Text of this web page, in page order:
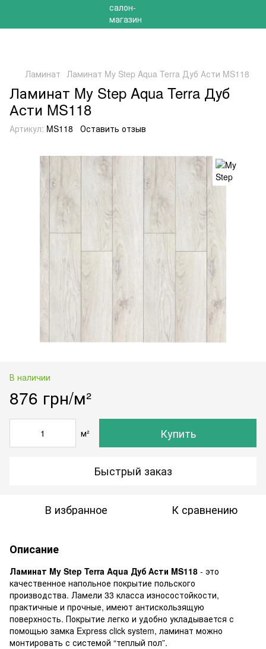
Ламинат Ламинат My Step Aqua Terra Дуб Асти MS118
Ламинат My Step Aqua Terra Дуб
Асти MS118
Артикул: MS118 Оставить отзыв
В наличии
876 грн/м²
м² Купить
Быстрый заказ
В избранное К сравнению
Описание
Ламинат My Step Terra Aqua Дуб Асти MS118 - это
качественное напольное покрытие польского
производства. Ламели 33 класса износостойкости,
практичные и прочные, имеют антискользящую
поверхность. Покрытие легко и удобно укладывается с
помощью замка Express click system, ламинат можно
монтировать с системой “теплый пол”.